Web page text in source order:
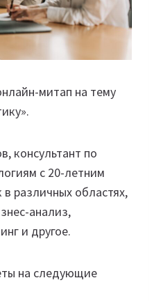
митап на тему
консультант по
с 20-летним
различных областях,
анализ,
и другое.
на следующие